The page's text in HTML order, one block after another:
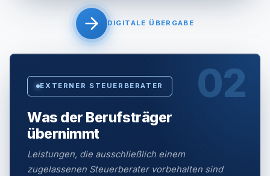
DIGITALE ÜBERGABE
02
EXTERNER STEUERBERATER
Was der Berufsträger
übernimmt
Leistungen, die ausschließlich einem
zugelassenen Steuerberater vorbehalten sind